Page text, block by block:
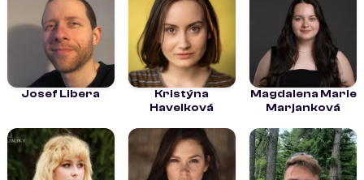
Josef Libera
Kristýna
Havelková
Magdalena Marie
Marjanková